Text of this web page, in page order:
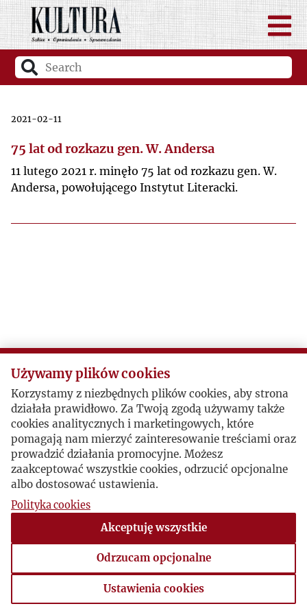
2021-02-11
75 lat od rozkazu gen. W. Andersa
11 lutego 2021 r. minęło 75 lat od rozkazu gen. W.
Andersa, powołującego Instytut Literacki.
Używamy plików cookies
Korzystamy z niezbędnych plików cookies, aby strona
działała prawidłowo. Za Twoją zgodą używamy także
cookies analitycznych i marketingowych, które
pomagają nam mierzyć zainteresowanie treściami oraz
prowadzić działania promocyjne. Możesz
zaakceptować wszystkie cookies, odrzucić opcjonalne
albo dostosować ustawienia.
Polityka cookies
Akceptuję wszystkie
Odrzucam opcjonalne
Ustawienia cookies
Ustawienia cookies